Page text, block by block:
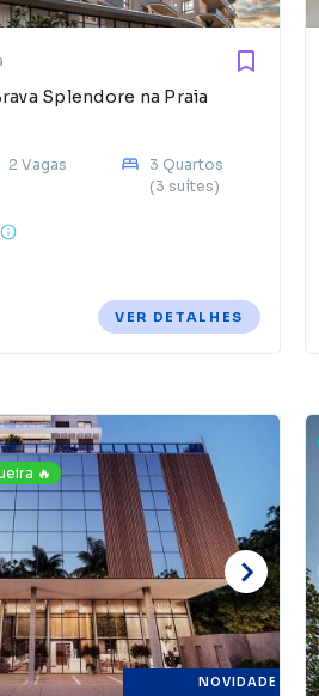
Splendore na Praia
2 Vagas
3 Quartos
(3 suítes)
VER DETALHES
🔥
NOVIDADE